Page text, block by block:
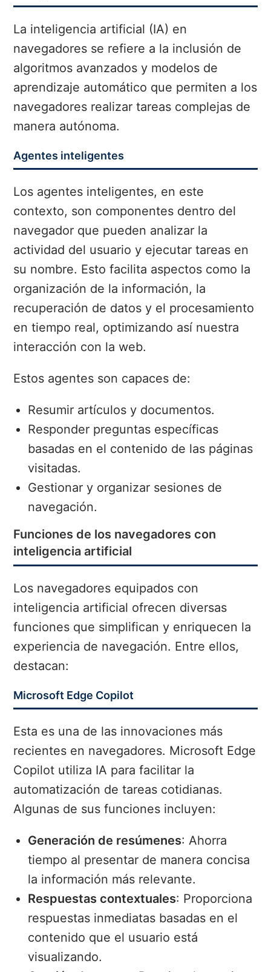
La inteligencia artificial (IA) en
navegadores se refiere a la inclusión de
algoritmos avanzados y modelos de
aprendizaje automático que permiten a los
navegadores realizar tareas complejas de
manera autónoma.
Agentes inteligentes
Los agentes inteligentes, en este
contexto, son componentes dentro del
navegador que pueden analizar la
actividad del usuario y ejecutar tareas en
su nombre. Esto facilita aspectos como la
organización de la información, la
recuperación de datos y el procesamiento
en tiempo real, optimizando así nuestra
interacción con la web.
Estos agentes son capaces de:
Resumir artículos y documentos.
Responder preguntas específicas
basadas en el contenido de las páginas
visitadas.
Gestionar y organizar sesiones de
navegación.
Funciones de los navegadores con
inteligencia artificial
Los navegadores equipados con
inteligencia artificial ofrecen diversas
funciones que simplifican y enriquecen la
experiencia de navegación. Entre ellos,
destacan:
Microsoft Edge Copilot
Esta es una de las innovaciones más
recientes en navegadores. Microsoft Edge
Copilot utiliza IA para facilitar la
automatización de tareas cotidianas.
Algunas de sus funciones incluyen:
Generación de resúmenes: Ahorra
tiempo al presentar de manera concisa
la información más relevante.
Respuestas contextuales: Proporciona
respuestas inmediatas basadas en el
contenido que el usuario está
visualizando.